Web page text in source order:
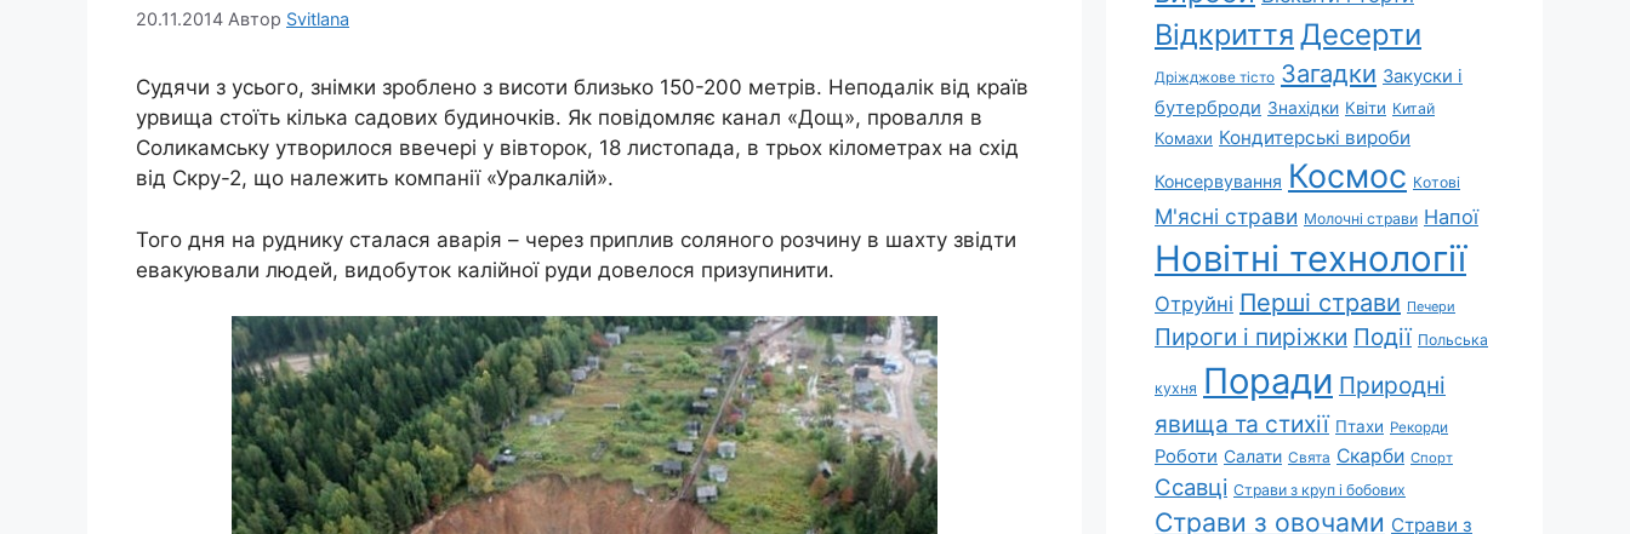
20.11.2014 Автор Svitlana
Судячи з усього, знімки зроблено з висоти близько 150-200 метрів. Неподалік від країв
урвища стоїть кілька садових будиночків. Як повідомляє канал «Дощ», провалля в
Соликамську утворилося ввечері у вівторок, 18 листопада, в трьох кілометрах на схід
від Скру-2, що належить компанії «Уралкалій».
Того дня на руднику сталася аварія – через приплив соляного розчину в шахту звідти
евакуювали людей, видобуток калійної руди довелося призупинити.
Відкриття Десерти
Дріжджове тісто Загадки Закуски і
бутерброди Знахідки Квіти Китай
Комахи Кондитерські вироби
Консервування Космос Котові
М'ясні страви Молочні страви Напої
Новітні технології
Отруйні Перші страви Печери
Пироги і пиріжки Події Польська
кухня Поради Природні
явища та стихії Птахи Рекорди
Роботи Салати Свята Скарби Спорт
Ссавці Страви з круп і бобових
Страви з овочами Страви з